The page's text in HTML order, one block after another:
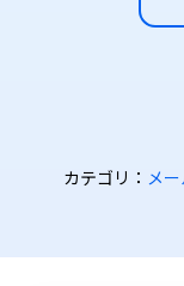
カテゴリ： メ